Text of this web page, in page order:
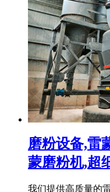
磨粉设备,雷
蒙磨粉机,超
我们提供高质量的